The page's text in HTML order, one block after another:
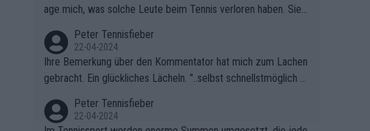
age mich, was solche Leute beim Tennis verloren haben. Sie s
ben.
Peter Tennisfieber
22-04-2024
Ihre Bemerkung über den Kommentator hat mich zum Lachen
gebracht. Ein glückliches Lächeln. "..selbst schnellstmöglich na
Peter Tennisfieber
22-04-2024